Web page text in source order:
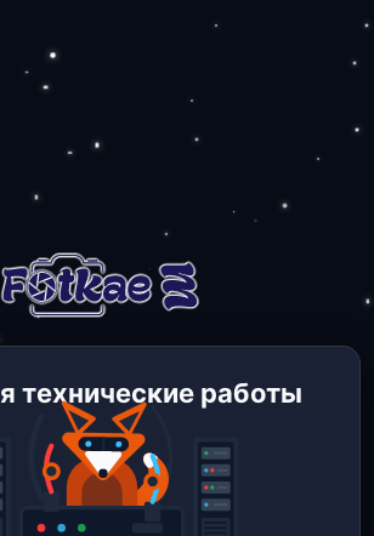
технические работы